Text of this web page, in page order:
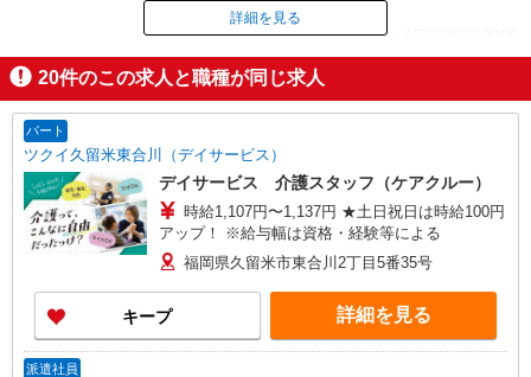
◆初任者研修・経験者：時給1,350円〜
◆介護福祉士：時給1,400円〜
※経験者は3ヶ月以上
※給与幅は経験・能力による
★週払いOK（規定あり）
ID：AE0626559006
掲載期間終了
詳細を見る
20件のこの求人と職種が同じ求人
パート
ツクイ久留米東合川（デイサービス）
デイサービス 介護スタッフ（ケアクルー）
時給1,107円〜1,137円 ★土日祝日は時給100円
アップ！ ※給与幅は資格・経験等による
福岡県久留米市東合川2丁目5番35号
キープ 詳細を見る
派遣社員